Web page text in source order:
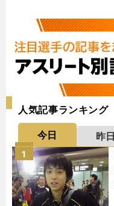
人気記事ランキング
今日 昨日
1